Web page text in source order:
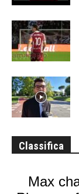
Classifica